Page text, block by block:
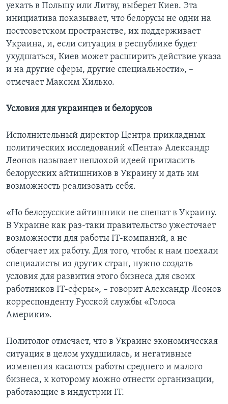
уехать в Польшу или Литву, выберет Киев. Эта
инициатива показывает, что белорусы не одни на
постсоветском пространстве, их поддерживает
Украина, и, если ситуация в республике будет
ухудшаться, Киев может расширить действие указа
и на другие сферы, другие специальности», –
отмечает Максим Хилько.
Условия для украинцев и белорусов
Исполнительный директор Центра прикладных
политических исследований «Пента» Александр
Леонов называет неплохой идеей пригласить
белорусских айтишников в Украину и дать им
возможность реализовать себя.
«Но белорусские айтишники не спешат в Украину.
В Украине как раз-таки правительство ужесточает
возможности для работы IT-компаний, а не
облегчает их работу. Для того, чтобы к нам поехали
специалисты из других стран, нужно создать
условия для развития этого бизнеса для своих
работников IT-сферы», – говорит Александр Леонов
корреспонденту Русской службы «Голоса
Америки».
Политолог отмечает, что в Украине экономическая
ситуация в целом ухудшилась, и негативные
изменения касаются работы среднего и малого
бизнеса, к которому можно отнести организации,
работающие в индустрии IT.